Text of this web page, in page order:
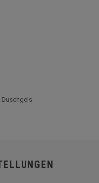
Duschgels